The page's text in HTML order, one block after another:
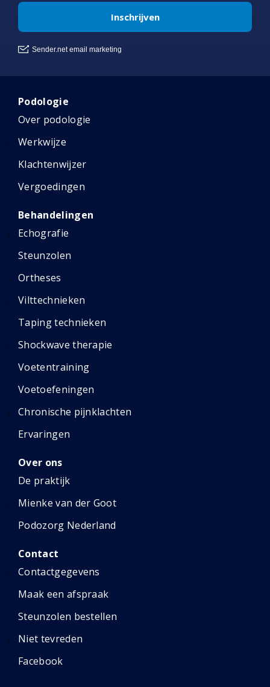
Podologie
Over podologie
Werkwijze
Klachtenwijzer
Vergoedingen
Behandelingen
Echografie
Steunzolen
Ortheses
Vilttechnieken
Taping technieken
Shockwave therapie
Voetentraining
Voetoefeningen
Chronische pijnklachten
Ervaringen
Over ons
De praktijk
Mienke van der Goot
Podozorg Nederland
Contact
Contactgegevens
Maak een afspraak
Steunzolen bestellen
Niet tevreden
Facebook